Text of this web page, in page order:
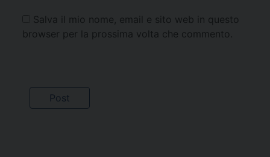
Salva il mio nome, email e sito web in questo
browser per la prossima volta che commento.